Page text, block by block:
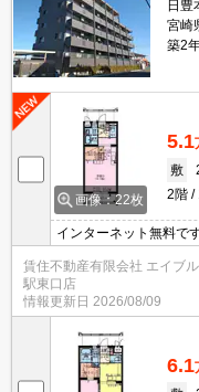
日豊
宮崎
築2
画像：22枚
5.1
敷
2階
インターネット無料で
け取れます。ペットの
賃住不動産有限会社 エイブ
駅東口店
情報更新日 2026/08/09
6.1